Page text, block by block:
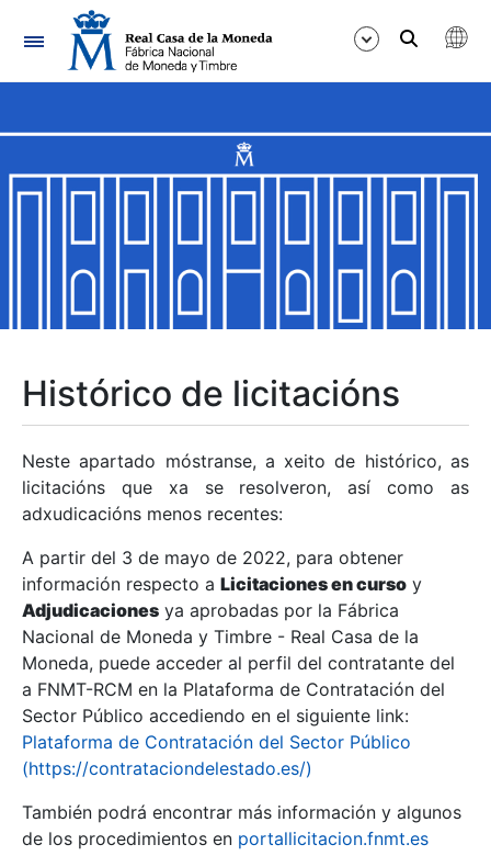
Navegación
Mostrar/Ocultar
Mostrar/Ocultar
Mostrar/Ocultar
Mostrar/Ocultar
Mostrar/Ocultar
Mostrar/Ocultar
Histórico de licitacións
Neste apartado móstranse, a xeito de histórico, as
licitacións que xa se resolveron, así como as
adxudicacións menos recentes:
A partir del 3 de mayo de 2022, para obtener
información respecto a Licitaciones en curso y
Adjudicaciones ya aprobadas por la Fábrica
Nacional de Moneda y Timbre - Real Casa de la
Moneda, puede acceder al perfil del contratante del
a FNMT-RCM en la Plataforma de Contratación del
Sector Público accediendo en el siguiente link:
Plataforma de Contratación del Sector Público
(https://contrataciondelestado.es/)
También podrá encontrar más información y algunos
de los procedimientos en portallicitacion.fnmt.es